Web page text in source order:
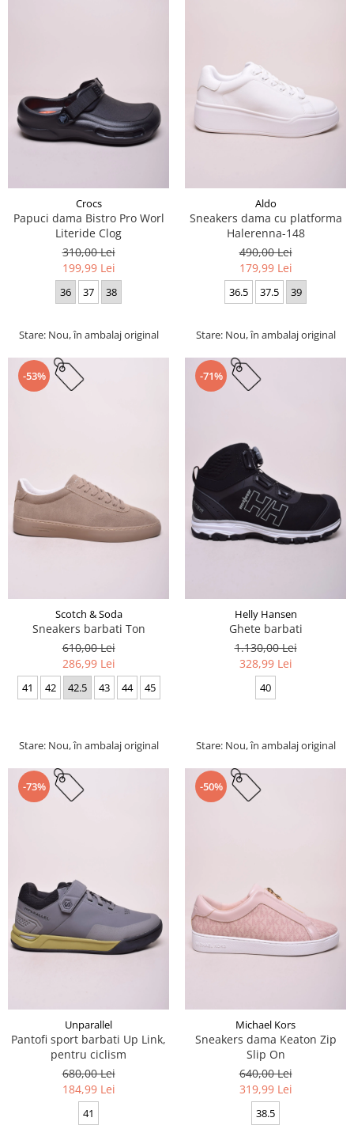
Crocs
Papuci dama Bistro Pro Worl
Literide Clog
310,00 Lei
199,99 Lei
36 37 38
Stare: Nou, în ambalaj original
Aldo
Sneakers dama cu platforma
Halerenna-148
490,00 Lei
179,99 Lei
36.5 37.5 39
Stare: Nou, în ambalaj original
-53%
Scotch & Soda
Sneakers barbati Ton
610,00 Lei
286,99 Lei
41 42 42.5 43 44 45
Stare: Nou, în ambalaj original
-71%
Helly Hansen
Ghete barbati
1.130,00 Lei
328,99 Lei
40
Stare: Nou, în ambalaj original
-73%
Unparallel
Pantofi sport barbati Up Link,
pentru ciclism
680,00 Lei
184,99 Lei
41
-50%
Michael Kors
Sneakers dama Keaton Zip
Slip On
640,00 Lei
319,99 Lei
38.5